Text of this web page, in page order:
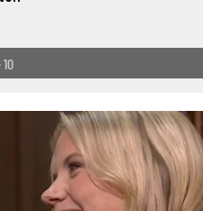
· 10